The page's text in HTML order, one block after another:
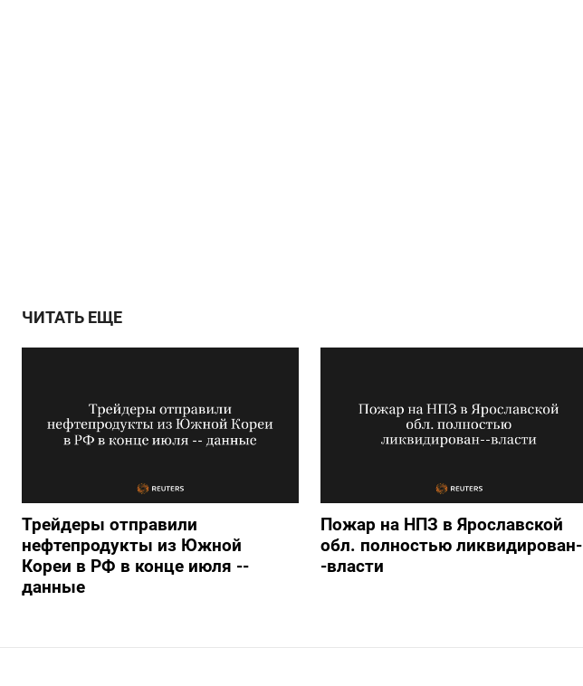
ЧИТАТЬ ЕЩЕ
Трейдеры отправили
нефтепродукты из Южной
Кореи в РФ в конце июля --
данные
Пожар на НПЗ в Ярославской
обл. полностью ликвидирован-
-власти